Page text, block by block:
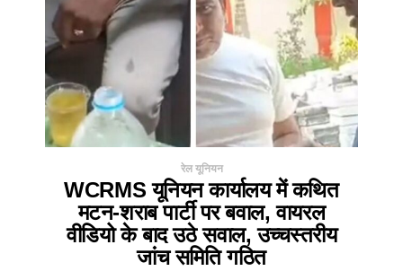
रेल यूनियन
WCRMS यूनियन कार्यालय में कथित
मटन-शराब पार्टी पर बवाल, वायरल
वीडियो के बाद उठे सवाल, उच्चस्तरीय
जांच समिति गठित